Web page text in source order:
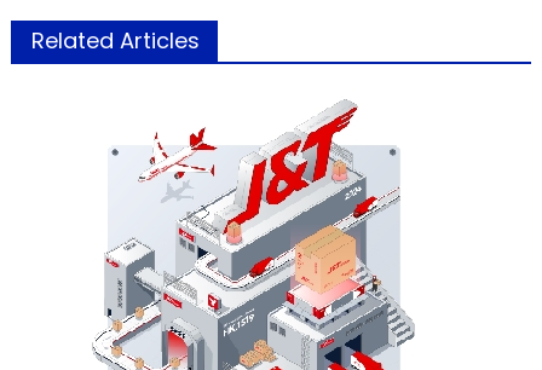
Related Articles